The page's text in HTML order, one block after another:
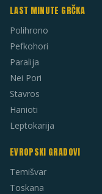
LAST MINUTE GRČKA
Polihrono
Pefkohori
Paralija
Nei Pori
Stavros
Hanioti
Leptokarija
EVROPSKI GRADOVI
Temišvar
Toskana